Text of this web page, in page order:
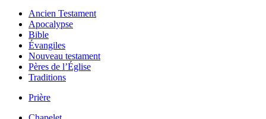
Ancien Testament
Apocalypse
Bible
Évangiles
Nouveau testament
Pères de l’Église
Traditions
Prière